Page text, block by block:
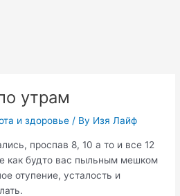
утрам
и здоровье / By Изя Лайф
проспав 8, 10 а то и все 12
как будто вас пыльным мешком
отупение, усталость и